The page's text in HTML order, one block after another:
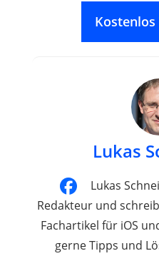
Kostenlos
Lukas
Lukas
Redakteur und
Fachartikel für iOS
gerne Tipps und